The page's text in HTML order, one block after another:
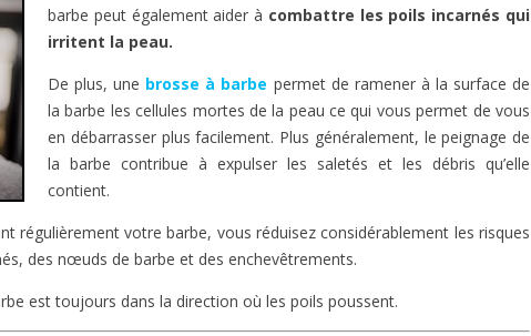
barbe peut également aider à combattre les poils incarnés qui
irritent la peau.
De plus, une brosse à barbe permet de ramener à la surface de
la barbe les cellules mortes de la peau ce qui vous permet de vous
en débarrasser plus facilement. Plus généralement, le peignage de
la barbe contribue à expulser les saletés et les débris qu’elle
contient.
régulièrement votre barbe, vous réduisez considérablement les risques
des nœuds de barbe et des enchevêtrements.
est toujours dans la direction où les poils poussent.